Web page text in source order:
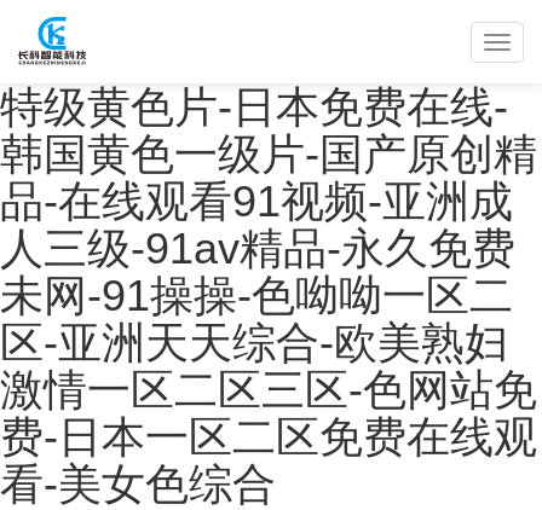
特级黄色片-日本免费在线-
韩国黄色一级片-国产原创精
品-在线观看91视频-亚洲成
人三级-91av精品-永久免费
未网-91操操-色呦呦一区二
区-亚洲天天综合-欧美熟妇
激情一区二区三区-色网站免
费-日本一区二区免费在线观
看-美女色综合